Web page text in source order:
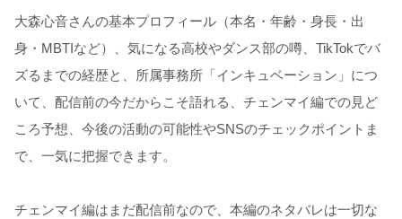
大森心音さんの基本プロフィール（本名・年齢・身長・出
身・MBTIなど）、気になる高校やダンス部の噂、TikTokでバ
ズるまでの経歴と、所属事務所「インキュベーション」につ
いて、配信前の今だからこそ語れる、チェンマイ編での見ど
ころ予想、今後の活動の可能性やSNSのチェックポイントま
で、一気に把握できます。
チェンマイ編はまだ配信前なので、本編のネタバレは一切な